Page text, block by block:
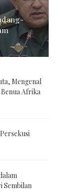
Mengenal
Afrika
Sembilan